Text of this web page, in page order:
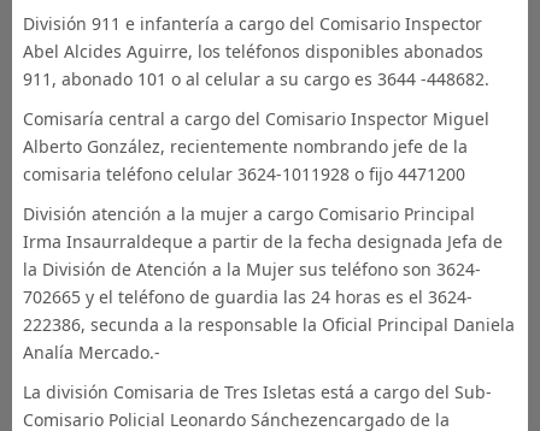
División 911 e infantería a cargo del Comisario Inspector
Abel Alcides Aguirre, los teléfonos disponibles abonados
911, abonado 101 o al celular a su cargo es 3644 -448682.
Comisaría central a cargo del Comisario Inspector Miguel
Alberto González, recientemente nombrando jefe de la
comisaria teléfono celular 3624-1011928 o fijo 4471200
División atención a la mujer a cargo Comisario Principal
Irma Insaurraldeque a partir de la fecha designada Jefa de
la División de Atención a la Mujer sus teléfono son 3624-
702665 y el teléfono de guardia las 24 horas es el 3624-
222386, secunda a la responsable la Oficial Principal Daniela
Analía Mercado.-
La división Comisaria de Tres Isletas está a cargo del Sub-
Comisario Policial Leonardo Sánchezencargado de la